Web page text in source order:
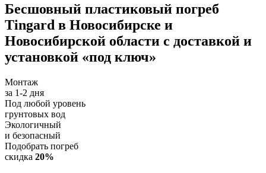
Бесшовный пластиковый погреб
Tingard в Новосибирске и
Новосибирской области с доставкой и
установкой «под ключ»
Монтаж
за 1-2 дня
Под любой уровень
грунтовых вод
Экологичный
и безопасный
Подобрать погреб
скидка 20%